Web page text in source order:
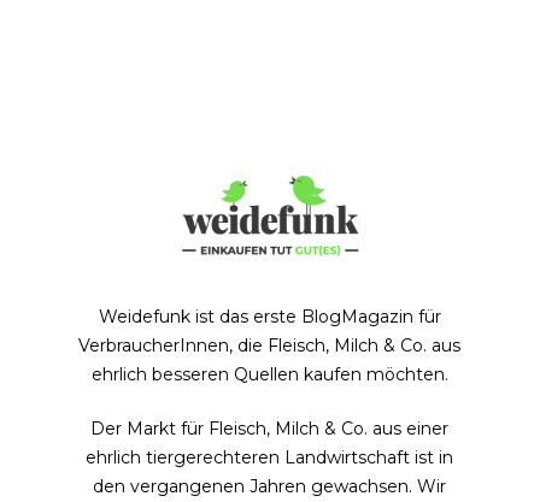
Weidefunk ist das erste BlogMagazin für
VerbraucherInnen, die Fleisch, Milch & Co. aus
ehrlich besseren Quellen kaufen möchten.
Der Markt für Fleisch, Milch & Co. aus einer
ehrlich tiergerechteren Landwirtschaft ist in
den vergangenen Jahren gewachsen. Wir